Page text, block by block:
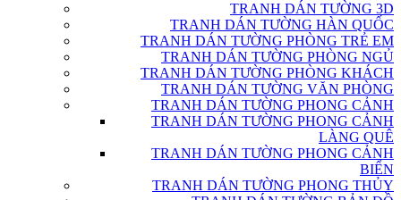
TRANH DÁN TƯỜNG 3D
TRANH DÁN TƯỜNG HÀN QUỐC
TRANH DÁN TƯỜNG PHÒNG TRẺ EM
TRANH DÁN TƯỜNG PHÒNG NGỦ
TRANH DÁN TƯỜNG PHÒNG KHÁCH
TRANH DÁN TƯỜNG VĂN PHÒNG
TRANH DÁN TƯỜNG PHONG CẢNH
TRANH DÁN TƯỜNG PHONG CẢNH
LÀNG QUÊ
TRANH DÁN TƯỜNG PHONG CẢNH
BIỂN
TRANH DÁN TƯỜNG PHONG THỦY